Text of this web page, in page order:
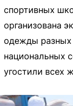
спортивных
организована
одежды разных
национальных
угостили всех